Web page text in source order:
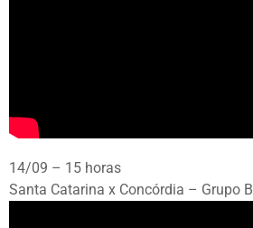
14/09 – 15 horas
Santa Catarina x Concórdia – Grupo B